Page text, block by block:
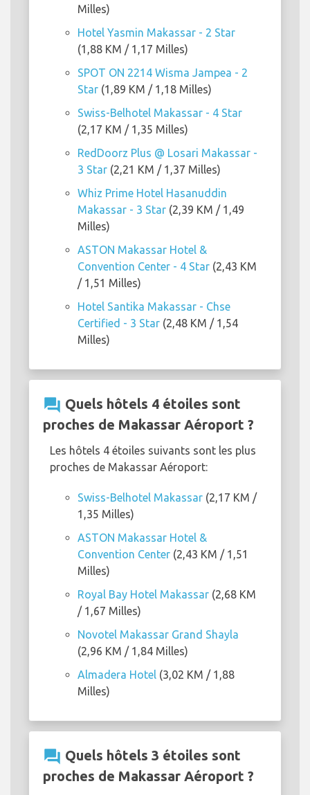
Milles)
Hotel Yasmin Makassar - 2 Star
(1,88 KM / 1,17 Milles)
SPOT ON 2214 Wisma Jampea - 2
Star (1,89 KM / 1,18 Milles)
Swiss-Belhotel Makassar - 4 Star
(2,17 KM / 1,35 Milles)
RedDoorz Plus @ Losari Makassar -
3 Star (2,21 KM / 1,37 Milles)
Whiz Prime Hotel Hasanuddin
Makassar - 3 Star (2,39 KM / 1,49
Milles)
ASTON Makassar Hotel &
Convention Center - 4 Star (2,43 KM
/ 1,51 Milles)
Hotel Santika Makassar - Chse
Certified - 3 Star (2,48 KM / 1,54
Milles)
question_answer Quels hôtels 4 étoiles sont
proches de Makassar Aéroport ?
Les hôtels 4 étoiles suivants sont les plus
proches de Makassar Aéroport:
Swiss-Belhotel Makassar (2,17 KM /
1,35 Milles)
ASTON Makassar Hotel &
Convention Center (2,43 KM / 1,51
Milles)
Royal Bay Hotel Makassar (2,68 KM
/ 1,67 Milles)
Novotel Makassar Grand Shayla
(2,96 KM / 1,84 Milles)
Almadera Hotel (3,02 KM / 1,88
Milles)
question_answer Quels hôtels 3 étoiles sont
proches de Makassar Aéroport ?